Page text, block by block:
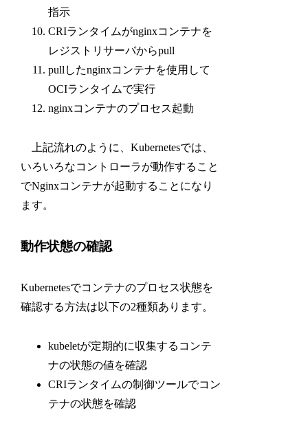
指示
CRIランタイムがnginxコンテナを
レジストリサーバからpull
pullしたnginxコンテナを使用して
OCIランタイムで実行
nginxコンテナのプロセス起動
上記流れのように、Kubernetesでは、
いろいろなコントローラが動作すること
でNginxコンテナが起動することになり
ます。
動作状態の確認
Kubernetesでコンテナのプロセス状態を
確認する方法は以下の2種類あります。
kubeletが定期的に収集するコンテ
ナの状態の値を確認
CRIランタイムの制御ツールでコン
テナの状態を確認